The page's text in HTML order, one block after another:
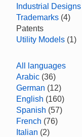
Industrial Designs
Trademarks (4)
Patents
Utility Models (1)
All languages
Arabic (36)
German (12)
English (160)
Spanish (57)
French (76)
Italian (2)